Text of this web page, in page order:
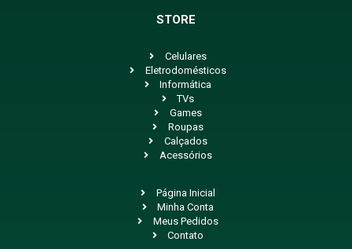
STORE
Celulares
Eletrodomésticos
Informática
TVs
Games
Roupas
Calçados
Acessórios
Página Inicial
Minha Conta
Meus Pedidos
Contato